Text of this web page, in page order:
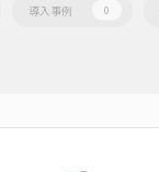
導入事例 0